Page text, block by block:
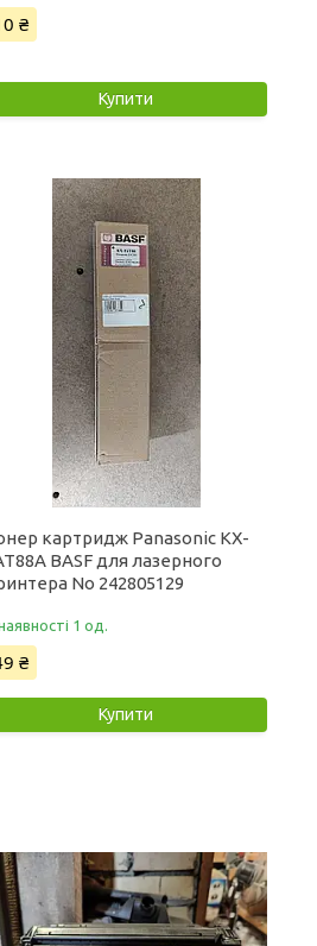
₴
Купити
картридж Panasonic KX-
BASF для лазерного
No 242805129
1 од.
₴
Купити